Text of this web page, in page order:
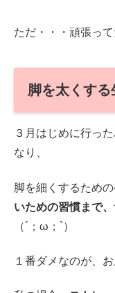
ただ・・・頑張っ
脚を太くす
３月はじめに行っ
なり、
脚を細くするため
いための習慣まで
（´；ω；`）
１番ダメなのが、